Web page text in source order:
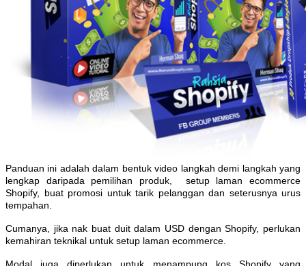
Panduan ini adalah dalam bentuk video langkah demi langkah yang
lengkap daripada pemilihan produk, setup laman ecommerce
Shopify, buat promosi untuk tarik pelanggan dan seterusnya urus
tempahan.
Cumanya, jika nak buat duit dalam USD dengan Shopify, perlukan
kemahiran teknikal untuk setup laman ecommerce.
Modal juga diperlukan untuk menampung kos Shopify yang